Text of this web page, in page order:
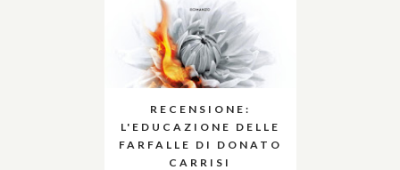
RECENSIONE:
L'EDUCAZIONE DELLE
FARFALLE DI DONATO
CARRISI